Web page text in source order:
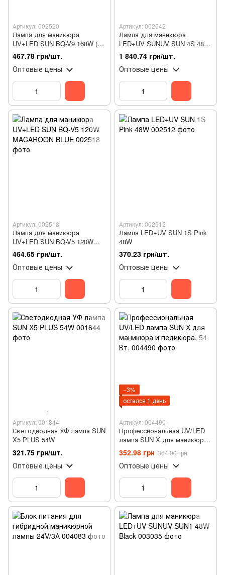
Артикул: 002520
Лампа для маникюра
UV+LED SUN BQ-V9 168W (с
подставкой для телефона)
467.78 грн/шт.
Оптовые цены
Артикул: 002542
Лампа для маникюра
LED+UV SUNUV SUN 4S 48W
white-pink
1 840.74 грн/шт.
Оптовые цены
Артикул: 002518
Лампа для маникюра
UV+LED SUN BQ-V5 120W
MACAROON BLUE
464.65 грн/шт.
Оптовые цены
Артикул: 002512
Лампа LED+UV SUN 1S Pink
48W
370.23 грн/шт.
Оптовые цены
1
Артикул: 001844
Светодиодная УФ лампа SUN
X5 PLUS 54W
321.75 грн/шт.
Оптовые цены
−3%
остался 1 день
Артикул: 004490
Профессиональная UV/LED
лампа SUN X для маникюра
и педикюра, 54 Вт.
352.98 грн 364.00 грн
Оптовые цены